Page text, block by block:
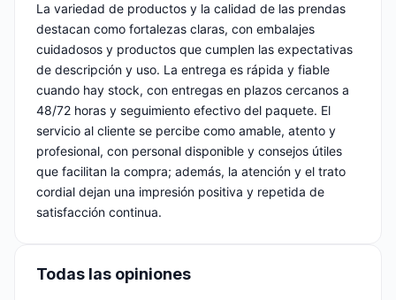
La variedad de productos y la calidad de las prendas
destacan como fortalezas claras, con embalajes
cuidadosos y productos que cumplen las expectativas
de descripción y uso. La entrega es rápida y fiable
cuando hay stock, con entregas en plazos cercanos a
48/72 horas y seguimiento efectivo del paquete. El
servicio al cliente se percibe como amable, atento y
profesional, con personal disponible y consejos útiles
que facilitan la compra; además, la atención y el trato
cordial dejan una impresión positiva y repetida de
satisfacción continua.
Todas las opiniones